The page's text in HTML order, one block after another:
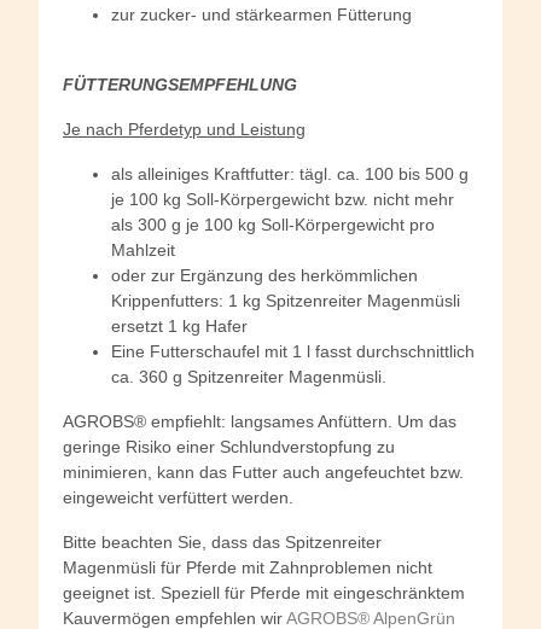
zur zucker- und stärkearmen Fütterung
FÜTTERUNGSEMPFEHLUNG
Je nach Pferdetyp und Leistung
als alleiniges Kraftfutter: tägl. ca. 100 bis 500 g
je 100 kg Soll-Körpergewicht bzw. nicht mehr
als 300 g je 100 kg Soll-Körpergewicht pro
Mahlzeit
oder zur Ergänzung des herkömmlichen
Krippenfutters: 1 kg Spitzenreiter Magenmüsli
ersetzt 1 kg Hafer
Eine Futterschaufel mit 1 l fasst durchschnittlich
ca. 360 g Spitzenreiter Magenmüsli.
AGROBS® empfiehlt: langsames Anfüttern. Um das
geringe Risiko einer Schlundverstopfung zu
minimieren, kann das Futter auch angefeuchtet bzw.
eingeweicht verfüttert werden.
Bitte beachten Sie, dass das Spitzenreiter
Magenmüsli für Pferde mit Zahnproblemen nicht
geeignet ist. Speziell für Pferde mit eingeschränktem
Kauvermögen empfehlen wirAGROBS® AlpenGrün